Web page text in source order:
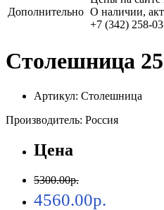
Дополнительно О наличии,
+7 (342) 258-
Столешница
Артикул: Столешница
Производитель: Россия
Цена
5300.00р.
4560.00р.